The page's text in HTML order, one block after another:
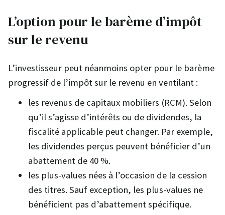
L’option pour le barème d’impôt
sur le revenu
L’investisseur peut néanmoins opter pour le barème
progressif de l’impôt sur le revenu en ventilant :
les revenus de capitaux mobiliers (RCM). Selon
qu’il s’agisse d’intérêts ou de dividendes, la
fiscalité applicable peut changer. Par exemple,
les dividendes perçus peuvent bénéficier d’un
abattement de 40 %.
les plus-values nées à l’occasion de la cession
des titres. Sauf exception, les plus-values ne
bénéficient pas d’abattement spécifique.